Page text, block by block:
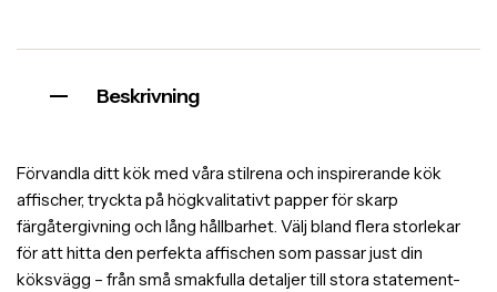
Beskrivning
Förvandla ditt kök med våra stilrena och inspirerande kök
affischer, tryckta på högkvalitativt papper för skarp
färgåtergivning och lång hållbarhet. Välj bland flera storlekar
för att hitta den perfekta affischen som passar just din
köksvägg – från små smakfulla detaljer till stora statement-